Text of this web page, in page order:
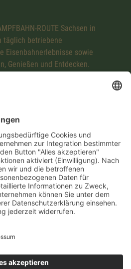
ROUTE Sachsen in
täglich betriebene
Eisenbahnerlebnisse sowie
Genießen und Entdecken.
mitfinanziert mit Steuermitteln auf